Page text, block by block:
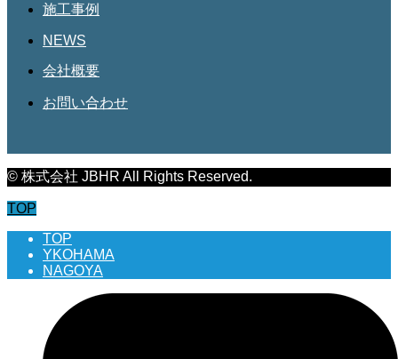
施工事例
NEWS
会社概要
お問い合わせ
© 株式会社 JBHR All Rights Reserved.
TOP
TOP
YKOHAMA
NAGOYA